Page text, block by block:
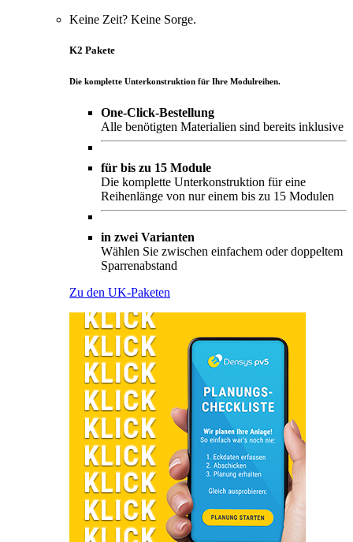
Keine Zeit? Keine Sorge.
K2 Pakete
Die komplette Unterkonstruktion für Ihre Modulreihen.
One-Click-Bestellung
Alle benötigten Materialien sind bereits inklusive
für bis zu 15 Module
Die komplette Unterkonstruktion für eine
Reihenlänge von nur einem bis zu 15 Modulen
in zwei Varianten
Wählen Sie zwischen einfachem oder doppeltem
Sparrenabstand
Zu den UK-Paketen